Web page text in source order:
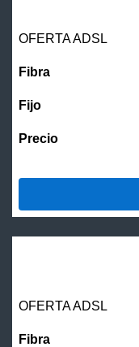
OFERTA ADSL
OFERTA ADSL